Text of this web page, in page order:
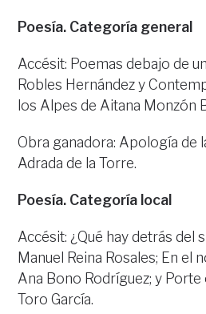
Poesía. Categoría general
Accésit: Poemas debajo de
Robles Hernández y
los Alpes de Aitana Monzón
Obra ganadora: Apología de
Adrada de la Torre.
Poesía. Categoría local
Accésit: ¿Qué hay detrás del
Manuel Reina Rosales; En el
Ana Bono Rodríguez; y Porte
Toro García.